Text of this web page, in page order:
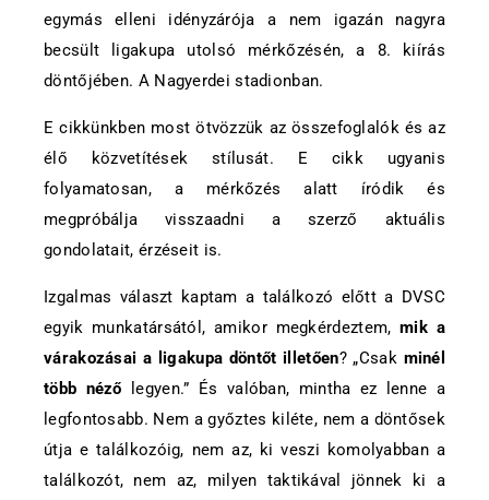
egymás elleni idényzárója a nem igazán nagyra
becsült ligakupa utolsó mérkőzésén, a 8. kiírás
döntőjében. A Nagyerdei stadionban.
E cikkünkben most ötvözzük az összefoglalók és az
élő közvetítések stílusát. E cikk ugyanis
folyamatosan, a mérkőzés alatt íródik és
megpróbálja visszaadni a szerző aktuális
gondolatait, érzéseit is.
Izgalmas választ kaptam a találkozó előtt a DVSC
egyik munkatársától, amikor megkérdeztem,mik a
várakozásai a ligakupa döntőt illetően? „Csak minél
több néző legyen.” És valóban, mintha ez lenne a
legfontosabb. Nem a győztes kiléte, nem a döntősek
útja e találkozóig, nem az, ki veszi komolyabban a
találkozót, nem az, milyen taktikával jönnek ki a